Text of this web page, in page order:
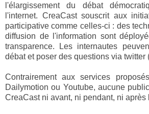
l'élargissement du débat
l'internet. CreaCast souscrit aux
participative comme celles-ci : des
diffusion de l'information sont
transparence. Les internautes
débat et poser des questions via twitter
Contrairement aux services
Dailymotion ou Youtube, aucune
CreaCast ni avant, ni pendant, ni après